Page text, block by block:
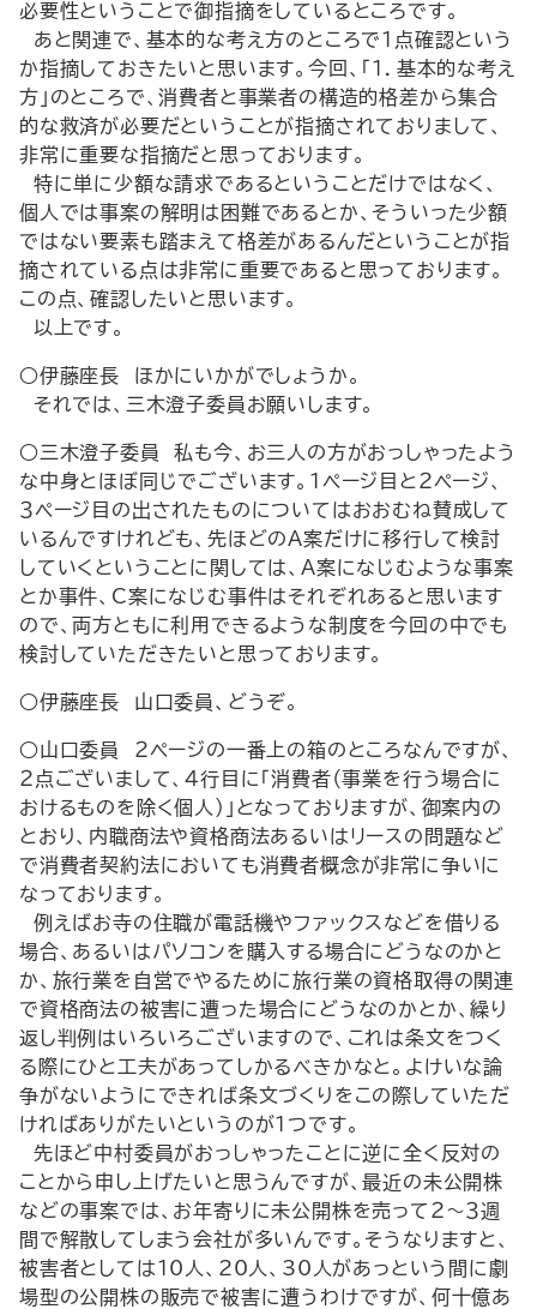
必要性ということで御指摘をしているところです。
あと関連で、基本的な考え方のところで１点確認という
か指摘しておきたいと思います。今回、「１．基本的な考え
方」のところで、消費者と事業者の構造的格差から集合
的な救済が必要だということが指摘されておりまして、
非常に重要な指摘だと思っております。
特に単に少額な請求であるということだけではなく、
個人では事案の解明は困難であるとか、そういった少額
ではない要素も踏まえて格差があるんだということが指
摘されている点は非常に重要であると思っております。
この点、確認したいと思います。
以上です。
○伊藤座長 ほかにいかがでしょうか。
それでは、三木澄子委員お願いします。
○三木澄子委員 私も今、お三人の方がおっしゃったよう
な中身とほぼ同じでございます。１ページ目と２ページ、
３ページ目の出されたものについてはおおむね賛成して
いるんですけれども、先ほどのA案だけに移行して検討
していくということに関しては、A案になじむような事案
とか事件、C案になじむ事件はそれぞれあると思います
ので、両方ともに利用できるような制度を今回の中でも
検討していただきたいと思っております。
○伊藤座長 山口委員、どうぞ。
○山口委員 ２ページの一番上の箱のところなんですが、
２点ございまして、４行目に「消費者（事業を行う場合に
おけるものを除く個人）」となっておりますが、御案内の
とおり、内職商法や資格商法あるいはリースの問題など
で消費者契約法においても消費者概念が非常に争いに
なっております。
例えばお寺の住職が電話機やファックスなどを借りる
場合、あるいはパソコンを購入する場合にどうなのかと
か、旅行業を自営でやるために旅行業の資格取得の関連
で資格商法の被害に遭った場合にどうなのかとか、繰り
返し判例はいろいろございますので、これは条文をつく
る際にひと工夫があってしかるべきかなと。よけいな論
争がないようにできれば条文づくりをこの際していただ
ければありがたいというのが１つです。
先ほど中村委員がおっしゃったことに逆に全く反対の
ことから申し上げたいと思うんですが、最近の未公開株
などの事案では、お年寄りに未公開株を売って２～３週
間で解散してしまう会社が多いんです。そうなりますと、
被害者としては10人、20人、30人があっという間に劇
場型の公開株の販売で被害に遭うわけですが、何十億あ